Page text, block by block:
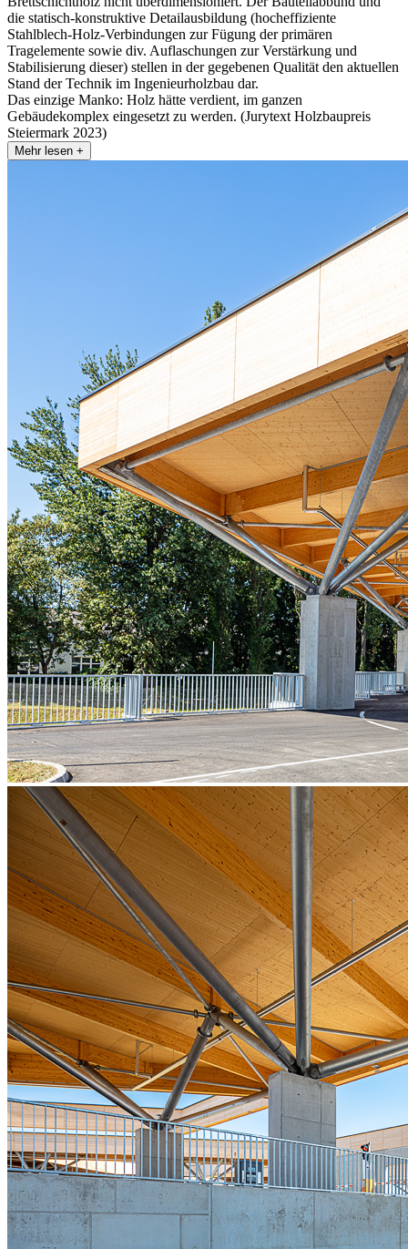
die statisch-konstruktive Detailausbildung (hocheffiziente
Stahlblech-Holz-Verbindungen zur Fügung der primären
Tragelemente sowie div. Auflaschungen zur Verstärkung und
Stabilisierung dieser) stellen in der gegebenen Qualität den aktuellen
Stand der Technik im Ingenieurholzbau dar.
Das einzige Manko: Holz hätte verdient, im ganzen
Gebäudekomplex eingesetzt zu werden. (Jurytext Holzbaupreis
Steiermark 2023)
Mehr lesen +